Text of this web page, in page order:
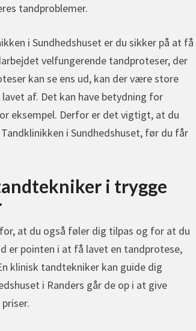
tandproblemer.
i Sundhedshuset er du sikker på at få
velfungerende tandproteser, der
kan se ens ud, kan der være store
af. Det kan have betydning for
eksempel. Derfor er det vigtigt, at du
i Sundhedshuset, før du får
i trygge
at du også føler dig tilpas og for at du
er pointen i at få lavet en tandprotese,
klinisk tandtekniker kan guide dig
i Randers går de op i at give